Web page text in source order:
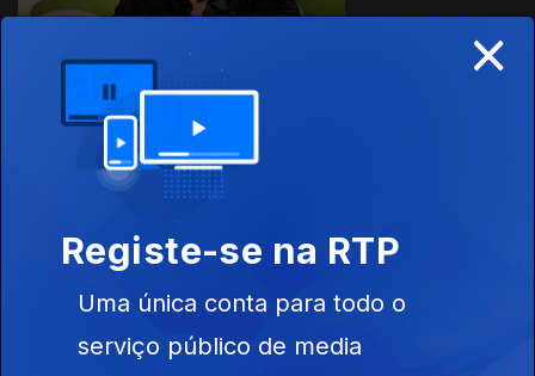
×
Registe-se na RTP
Uma única conta para todo o
serviço público de media